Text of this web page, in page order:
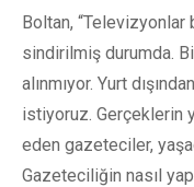
Boltan, “Televizyonlar
sindirilmiş durumda.
alınmıyor. Yurt
istiyoruz. Gerçeklerin
eden gazeteciler,
Gazeteciliğin nasıl